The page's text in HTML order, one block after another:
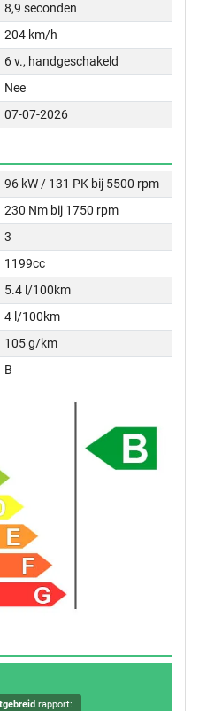
8,9 seconden
204 km/h
6 v., handgeschakeld
Nee
07-07-2026
96 kW / 131 PK bij 5500 rpm
230 Nm bij 1750 rpm
3
1199cc
5.4 l/100km
4 l/100km
105 g/km
B
rapport: